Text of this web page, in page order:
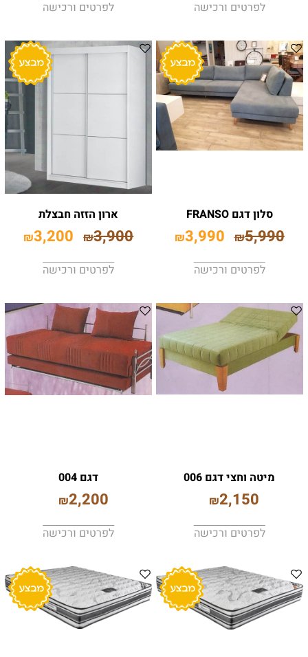
לפרטים ורכישה לפרטים ורכישה
סלון דגם FRANSO
₪5,990
₪3,990
לפרטים ורכישה
ארון הזזה חבצלת
₪3,900
₪3,200
לפרטים ורכישה
מיטה וחצי דגם 006
₪2,150
לפרטים ורכישה
דגם 004
₪2,200
לפרטים ורכישה